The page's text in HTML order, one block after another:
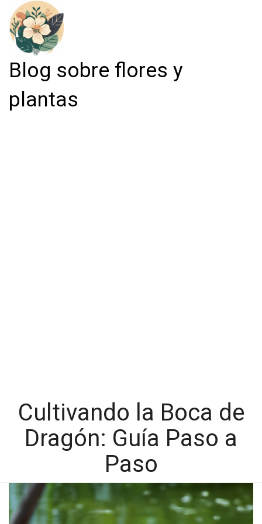
Blog sobre flores y
plantas
Cultivando la Boca de
Dragón: Guía Paso a
Paso